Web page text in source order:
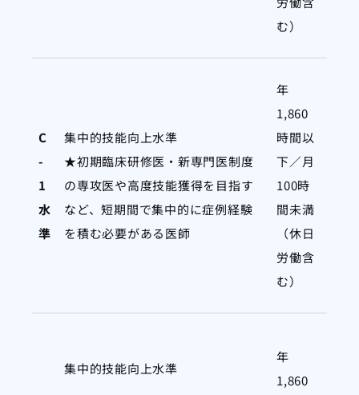
む）
C
-
1
水
準
集中的技能向上水準
★初期臨床研修医・新専門医制度
の専攻医や高度技能獲得を目指す
など、短期間で集中的に症例経験
を積む必要がある医師
年
1,860
時間以
下／月
100時
間未満
（休日
労働含
む）
集中的技能向上水準
年
1,860